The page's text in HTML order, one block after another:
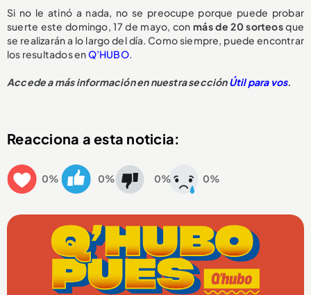
Si no le atinó a nada, no se preocupe porque puede probar
suerte este domingo, 17 de mayo, conmás de 20 sorteosque
se realizarán a lo largo del día. Como siempre, puede encontrar
los resultados enQ’HUBO.
Accede a más información en nuestra secciónÚtil para vos.
Reacciona a esta noticia:
0% 0% 0% 0%